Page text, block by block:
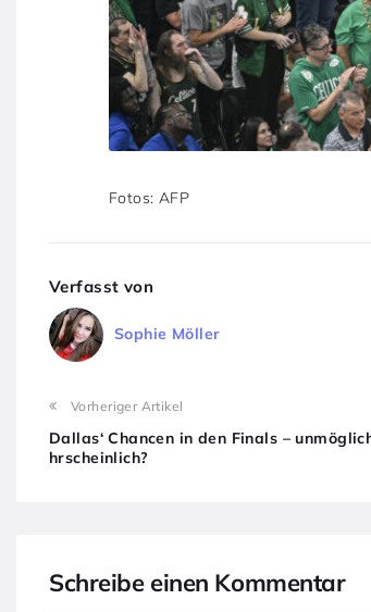
Fotos: AFP
Verfasst von
Sophie Möller
Vorheriger Artikel
Dallas‘ Chancen in den Finals –
hrscheinlich?
Schreibe einen Kommentar